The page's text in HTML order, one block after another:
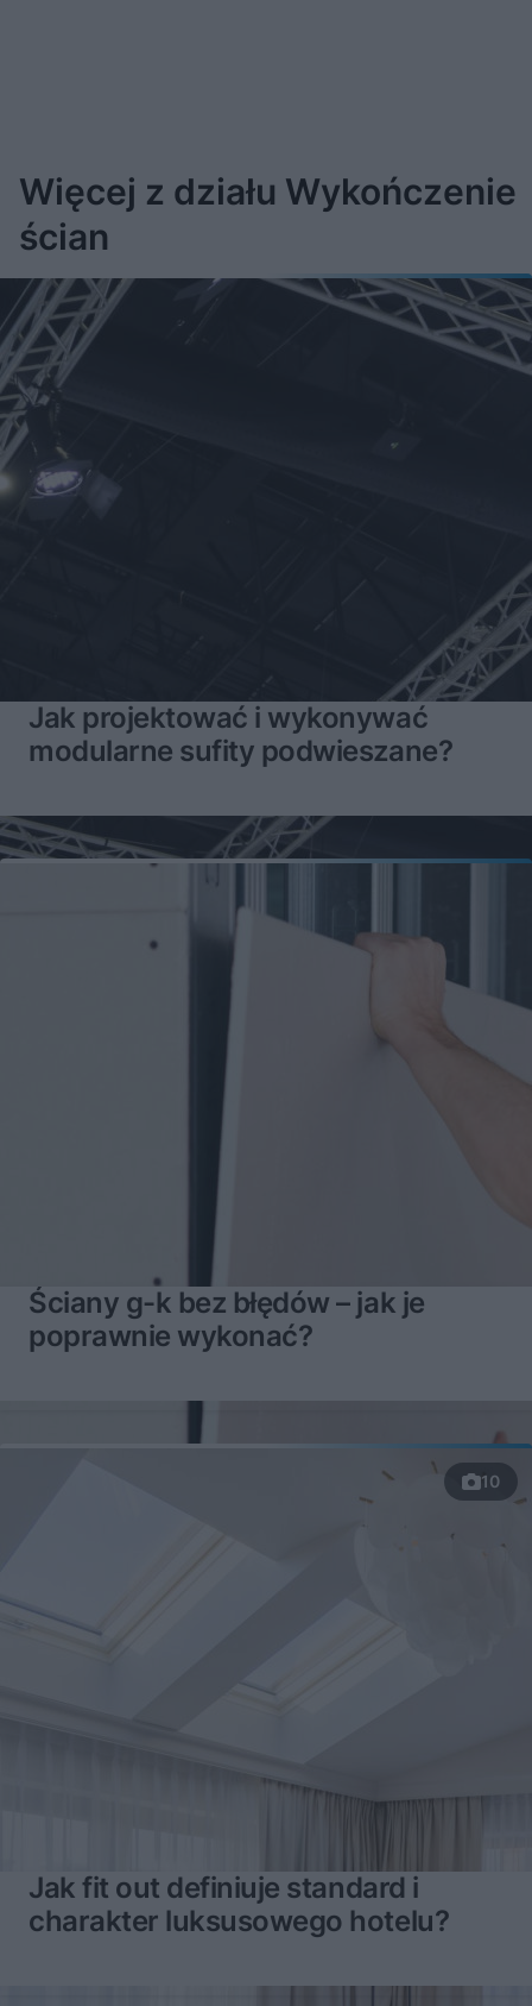
Więcej z działu Wykończenie
ścian
Jak projektować i wykonywać
modularne sufity podwieszane?
Ściany g-k bez błędów – jak je
poprawnie wykonać?
10
Jak fit out definiuje standard i
charakter luksusowego hotelu?